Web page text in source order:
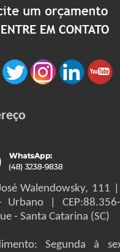
Walendowsky, 111
Urbano |
- Santa Catarina (SC)
Segunda à